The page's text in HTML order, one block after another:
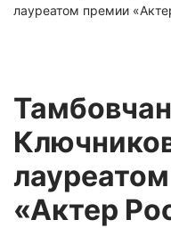
лауреатом премии
«Актер